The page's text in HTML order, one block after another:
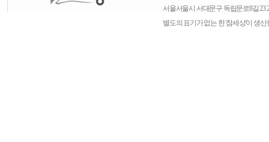
서울서울시 서대문구 독립문로8길 23
별도의 표기가 없는 한 '참세상'이 생